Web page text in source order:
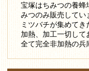
宝塚はちみつの養蜂
みつのみ販売してい
ミツバチが集めてき
加熱、加工一切して
全て完全非加熱の兵